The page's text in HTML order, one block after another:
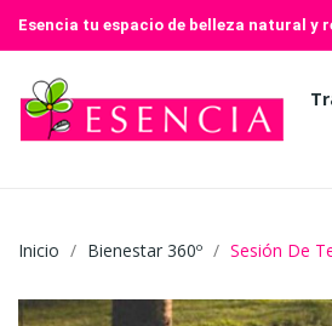
Esencia tu espacio de belleza natural y
Inicio Bienestar 360º Sesión De